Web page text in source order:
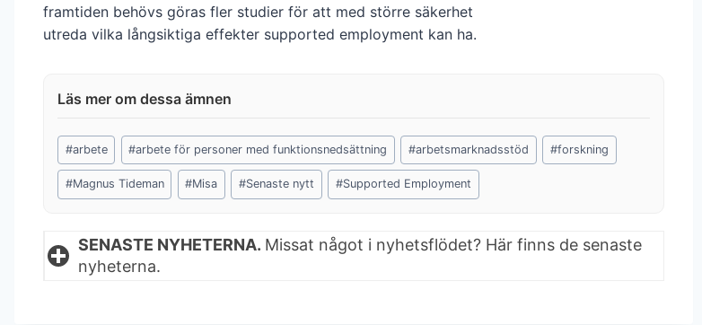
framtiden behövs göras fler studier för att med större säkerhet
utreda vilka långsiktiga effekter supported employment kan ha.
Post
Tags:
#arbete #arbete för personer med funktionsnedsättning #arbetsmarknadsstöd #forskning
#Magnus Tideman #Misa #Senaste nytt #Supported Employment
SENASTE NYHETERNA. Missat något i nyhetsflödet? Här finns de senaste
nyheterna.